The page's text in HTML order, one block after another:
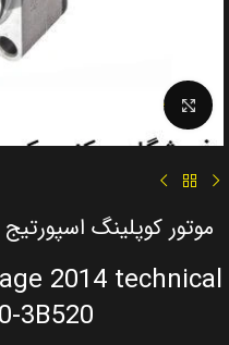
Click to enlarge
موتور کوپلینگ اسپورتیج 2014 کد فنی 478103B520
2014 technical
3B520